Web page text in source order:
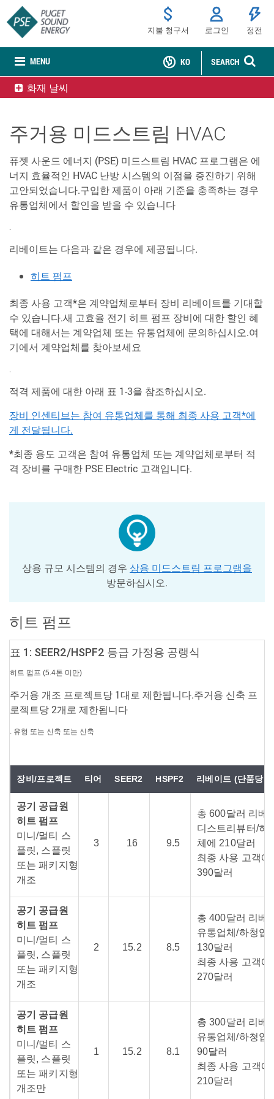
MENU
지불 청구서 로그인 정전
SEARCH
KO
화재 날씨
주거용 미드스트림 HVAC
퓨젯 사운드 에너지 (PSE) 미드스트림 HVAC 프로그램은 에
너지 효율적인 HVAC 난방 시스템의 이점을 증진하기 위해
고안되었습니다.구입한 제품이 아래 기준을 충족하는 경우
유통업체에서 할인을 받을 수 있습니다
.
리베이트는 다음과 같은 경우에 제공됩니다.
히트 펌프
최종 사용 고객*은 계약업체로부터 장비 리베이트를 기대할
수 있습니다.새 고효율 전기 히트 펌프 장비에 대한 할인 혜
택에 대해서는 계약업체 또는 유통업체에 문의하십시오.여
기에서 계약업체를 찾아보세요
.
적격 제품에 대한 아래 표 1-3을 참조하십시오.
장비 인센티브는 참여 유통업체를 통해 최종 사용 고객*에
게 전달됩니다.
*최종 용도 고객은 참여 유통업체 또는 계약업체로부터 적
격 장비를 구매한 PSE Electric 고객입니다.
상용 규모 시스템의 경우 상용 미드스트림 프로그램을
방문하십시오.
히트 펌프
표 1: SEER2/HSPF2 등급 가정용 공랭식
히트 펌프 (5.4톤 미만)
주거용 개조 프로젝트당 1대로 제한됩니다.주거용 신축 프
로젝트당 2개로 제한됩니다
. 유형 또는 신축 또는 신축
장비/프로젝트 티어 SEER2 HSPF2 리베이트 (단품당
공기 공급원
히트 펌프
미니/멀티 스
플릿, 스플릿
또는 패키지형
개조
3 16 9.5
총 600달러 리베
디스트리뷰터/하
체에 210달러
최종 사용 고객에
390달러
공기 공급원
히트 펌프
미니/멀티 스
플릿, 스플릿
또는 패키지형
개조
2 15.2 8.5
총 400달러 리베
유통업체/하청업
130달러
최종 사용 고객에
270달러
공기 공급원
히트 펌프
미니/멀티 스
플릿, 스플릿
또는 패키지형
개조만
1 15.2 8.1
총 300달러 리베
유통업체/하청업
90달러
최종 사용 고객에
210달러